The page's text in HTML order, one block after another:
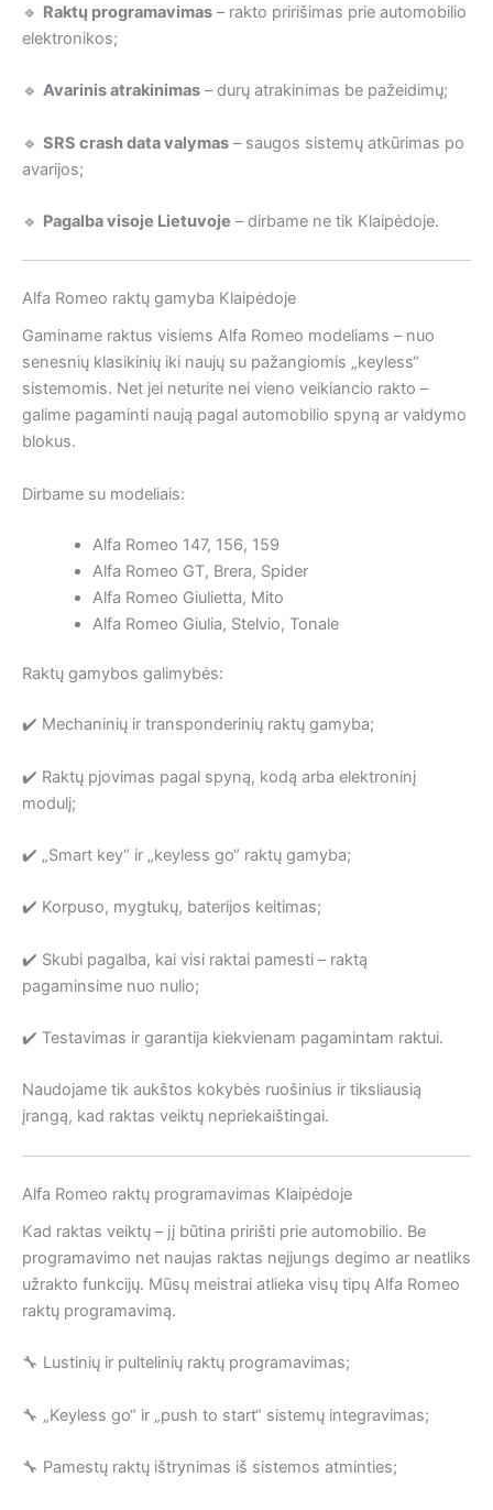
🔹 Raktų programavimas – rakto pririšimas prie automobilio
elektronikos;
🔹 Avarinis atrakinimas – durų atrakinimas be pažeidimų;
🔹 SRS crash data valymas – saugos sistemų atkūrimas po
avarijos;
🔹 Pagalba visoje Lietuvoje – dirbame ne tik Klaipėdoje.
Alfa Romeo raktų gamyba Klaipėdoje
Gaminame raktus visiems Alfa Romeo modeliams – nuo
senesnių klasikinių iki naujų su pažangiomis „keyless“
sistemomis. Net jei neturite nei vieno veikiancio rakto –
galime pagaminti naują pagal automobilio spyną ar valdymo
blokus.
Dirbame su modeliais:
Alfa Romeo 147, 156, 159
Alfa Romeo GT, Brera, Spider
Alfa Romeo Giulietta, Mito
Alfa Romeo Giulia, Stelvio, Tonale
Raktų gamybos galimybės:
✔️ Mechaninių ir transponderinių raktų gamyba;
✔️ Raktų pjovimas pagal spyną, kodą arba elektroninį
modulį;
✔️ „Smart key“ ir „keyless go“ raktų gamyba;
✔️ Korpuso, mygtukų, baterijos keitimas;
✔️ Skubi pagalba, kai visi raktai pamesti – raktą
pagaminsime nuo nulio;
✔️ Testavimas ir garantija kiekvienam pagamintam raktui.
Naudojame tik aukštos kokybės ruošinius ir tiksliausią
įrangą, kad raktas veiktų nepriekaištingai.
Alfa Romeo raktų programavimas Klaipėdoje
Kad raktas veiktų – jį būtina pririšti prie automobilio. Be
programavimo net naujas raktas neįjungs degimo ar neatliks
užrakto funkcijų. Mūsų meistrai atlieka visų tipų Alfa Romeo
raktų programavimą.
🔧 Lustinių ir pultelinių raktų programavimas;
🔧 „Keyless go“ ir „push to start“ sistemų integravimas;
🔧 Pamestų raktų ištrynimas iš sistemos atminties;